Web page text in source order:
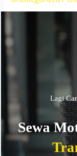
Lagi
Sewa